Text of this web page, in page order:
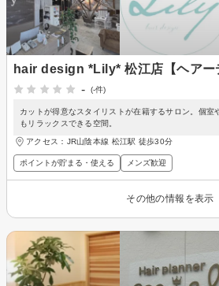
hair design *Lily* 松江店【ヘアー
-
(-件)
カットが得意なスタイリストが在籍するサロン。個室
もリラックスできる空間。
アクセス：JR山陰本線 松江駅 徒歩30分
ポイントが貯まる・使える メンズ歓迎
その他の情報を表示